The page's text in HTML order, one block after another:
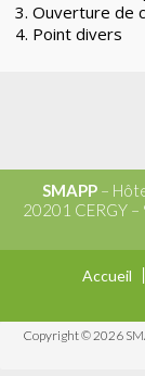
Ouverture de
Point divers
SMAPP–
20201 CERGY
Accueil
Copyright © 2026